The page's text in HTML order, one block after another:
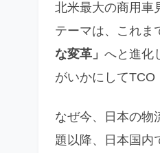
北米最大の商用車
テーマは、これま
な変革」 へと進化
がいかにしてTCO
なぜ今、日本の物
題以降、日本国内